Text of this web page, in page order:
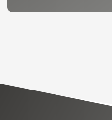
TAUX DE PROPRIÉTAIRES